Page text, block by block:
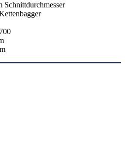
Schnittdurchmesser